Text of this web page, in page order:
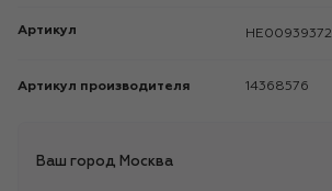
Артикул HE00939372
Артикул производителя 14368576
Ваш город Москва